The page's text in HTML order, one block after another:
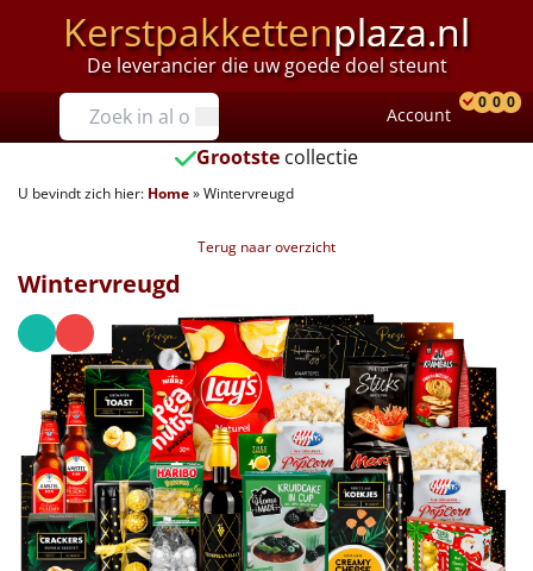
Kerstpakkettenplaza.nl
De leverancier die uw goede doel steunt
Prijzen
Tot €25
€25 tot €35
€40 tot €45
€45 tot €50
€50 tot €55
€55 tot €75
€75 tot €100
Account
0 0 0
Grootste collectie
U bevindt zich hier: Home»Wintervreugd
Terug naar overzicht
Wintervreugd